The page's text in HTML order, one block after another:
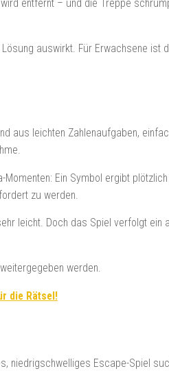
entfernt – und die Treppe
auswirkt. Für Erwachsene
aus leichten Zahlenaufgaben,
Ein Symbol ergibt
zu werden.
leicht. Doch das Spiel verfolgt
werden.
die Rätsel!
Escape-Spiel